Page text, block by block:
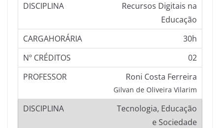
Recursos Digitais na
Educação
30h
02
Roni Costa Ferreira
Gilvan de Oliveira Vilarim
Tecnologia, Educação
e Sociedade